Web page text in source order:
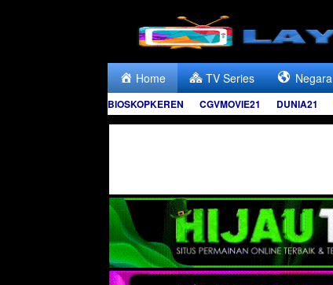
Home TV Series Negara
BIOSKOPKEREN CGVMOVIE21 DUNIA21